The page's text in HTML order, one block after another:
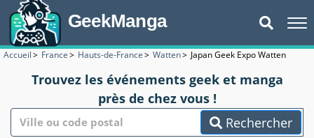
GeekManga
Accueil> France> Hauts-de-France> Watten> Japan Geek Expo Watten
Trouvez les événements geek et manga
près de chez vous !
Rechercher